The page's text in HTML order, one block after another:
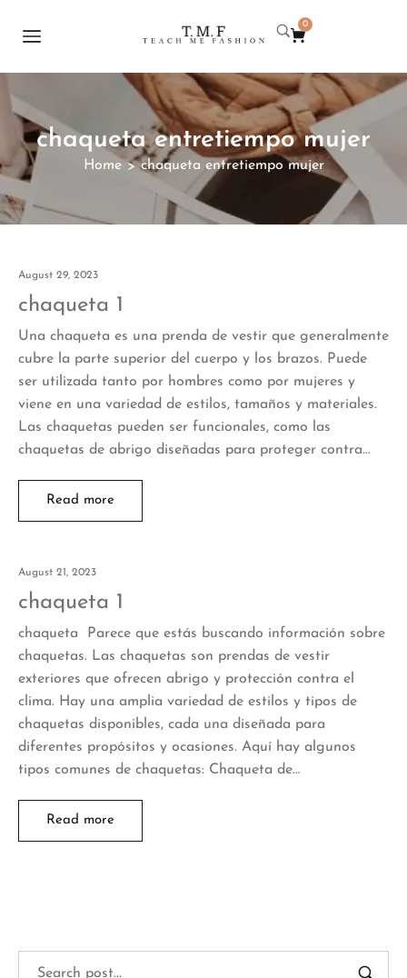
0
chaqueta entretiempo mujer
Home > chaqueta entretiempo mujer
August 29, 2023
chaqueta 1
Una chaqueta es una prenda de vestir que generalmente
cubre la parte superior del cuerpo y los brazos. Puede
ser utilizada tanto por hombres como por mujeres y
viene en una variedad de estilos, tamaños y materiales.
Las chaquetas pueden ser funcionales, como las
chaquetas de abrigo diseñadas para proteger contra…
Read more
August 21, 2023
chaqueta 1
chaqueta Parece que estás buscando información sobre
chaquetas. Las chaquetas son prendas de vestir
exteriores que ofrecen abrigo y protección contra el
clima. Hay una amplia variedad de estilos y tipos de
chaquetas disponibles, cada una diseñada para
diferentes propósitos y ocasiones. Aquí hay algunos
tipos comunes de chaquetas: Chaqueta de…
Read more